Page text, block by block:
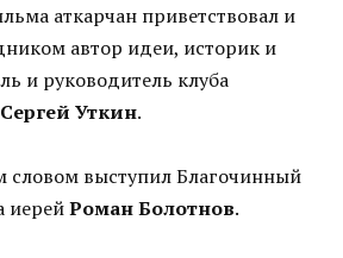
аткарчан приветствовал и
автор идеи, историк и
и руководитель клуба
Сергей Уткин.
словом выступил Благочинный
иерейРоман Болотнов.